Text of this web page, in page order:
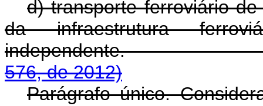
d) transporte ferroviário
da infraestrutura
576, de 2012)
Parágrafo único.